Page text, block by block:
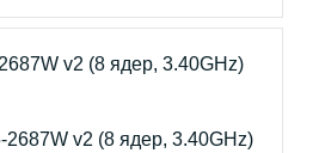
v2 (8 ядер, 3.40GHz)